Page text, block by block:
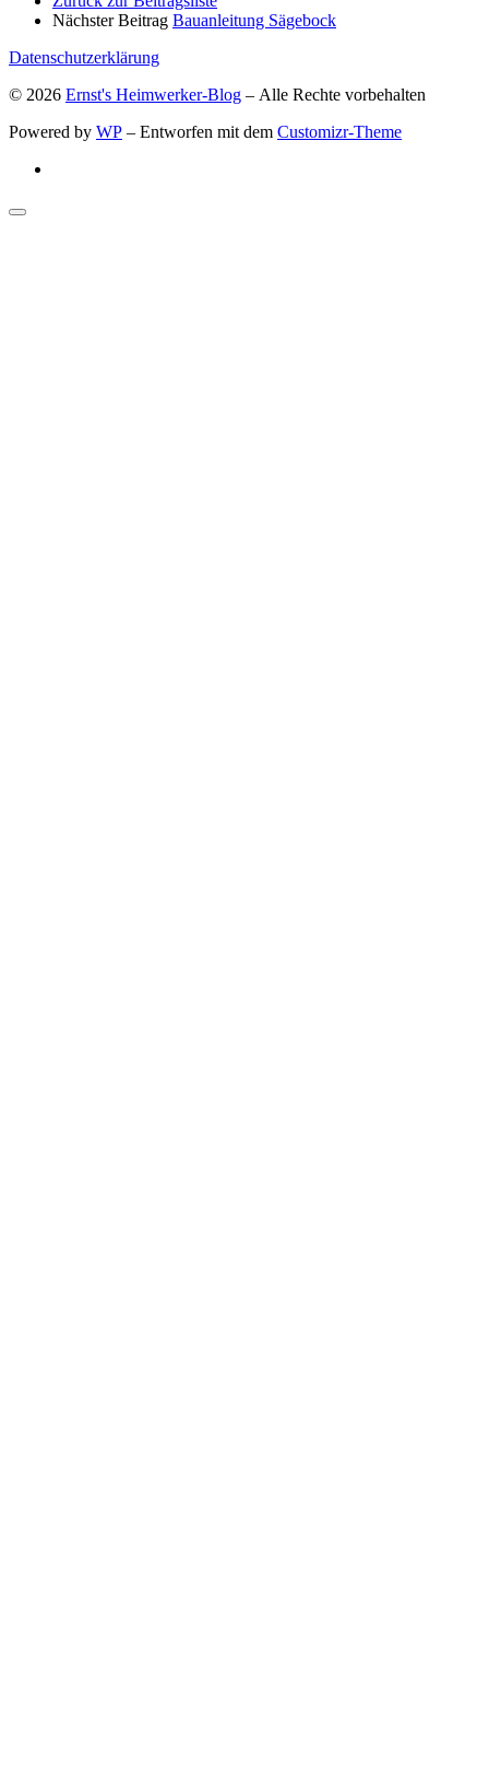
Nächster Beitrag Bauanleitung Sägebock
Datenschutzerklärung
© 2026 Ernst's Heimwerker-Blog – Alle Rechte vorbehalten
Powered by WP – Entworfen mit dem Customizr-Theme